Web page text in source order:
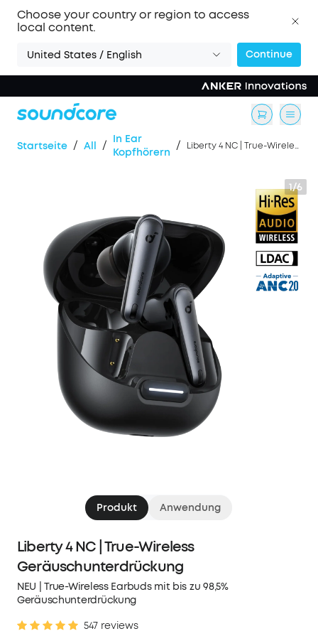
Choose your country or region to access
local content.
United States / English Continue
Startseite / All / In Ear
Kopfhörern / Liberty 4 NC | True-Wireless Geräuschunterdrückung
1/6
Produkt Anwendung
Liberty 4 NC | True-Wireless
Geräuschunterdrückung
NEU | True-Wireless Earbuds mit bis zu 98,5%
Geräuschunterdrückung
547 reviews